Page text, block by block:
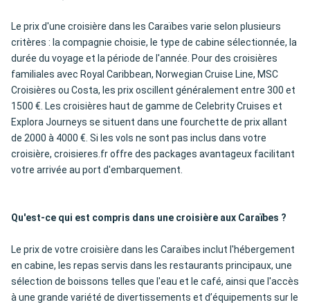
Le prix d'une croisière dans les Caraïbes varie selon plusieurs
critères : la compagnie choisie, le type de cabine sélectionnée, la
durée du voyage et la période de l'année. Pour des croisières
familiales avec Royal Caribbean, Norwegian Cruise Line, MSC
Croisières ou Costa, les prix oscillent généralement entre 300 et
1500 €. Les croisières haut de gamme de Celebrity Cruises et
Explora Journeys se situent dans une fourchette de prix allant
de 2000 à 4000 €. Si les vols ne sont pas inclus dans votre
croisière, croisieres.fr offre des packages avantageux facilitant
votre arrivée au port d'embarquement.
Qu'est-ce qui est compris dans une croisière aux Caraïbes ?
Le prix de votre croisière dans les Caraïbes inclut l'hébergement
en cabine, les repas servis dans les restaurants principaux, une
sélection de boissons telles que l'eau et le café, ainsi que l'accès
à une grande variété de divertissements et d’équipements sur le